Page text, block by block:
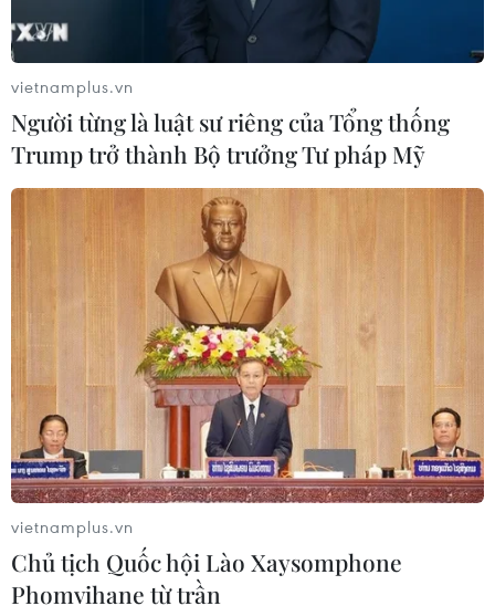
Những mẹo chăm sóc da cực hay với dầu
dừa dành cho các nàng
12/08/2020 23:18
Bạn hãy nhỏ thêm một vài giọt dầu dừa vào loại son
dưỡng môi mà bạn đang sử dụng, làm vậy sẽ tăng
cường độ ẩm cho đôi môi và giúp bạn thoát khỏi tình
trạng môi khô nứt nẻ.
vietnamplus.vn
Người từng là luật sư riêng của Tổng thống
Trump trở thành Bộ trưởng Tư pháp Mỹ
vietnamplus.vn
Chủ tịch Quốc hội Lào Xaysomphone
Phomvihane từ trần